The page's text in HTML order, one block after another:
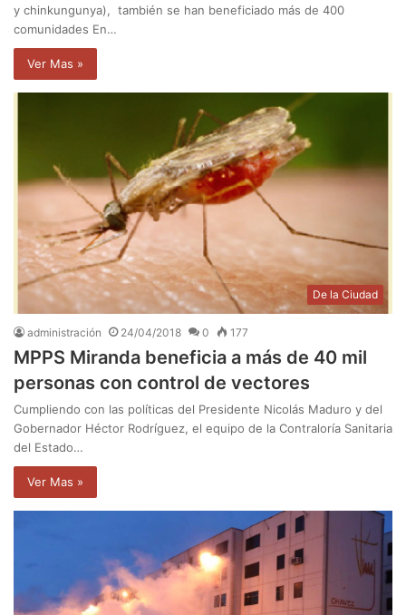
y chinkungunya), también se han beneficiado más de 400
comunidades En…
Ver Mas »
De la Ciudad
administración 24/04/2018 0 177
MPPS Miranda beneficia a más de 40 mil
personas con control de vectores
Cumpliendo con las políticas del Presidente Nicolás Maduro y del
Gobernador Héctor Rodríguez, el equipo de la Contraloría Sanitaria
del Estado…
Ver Mas »